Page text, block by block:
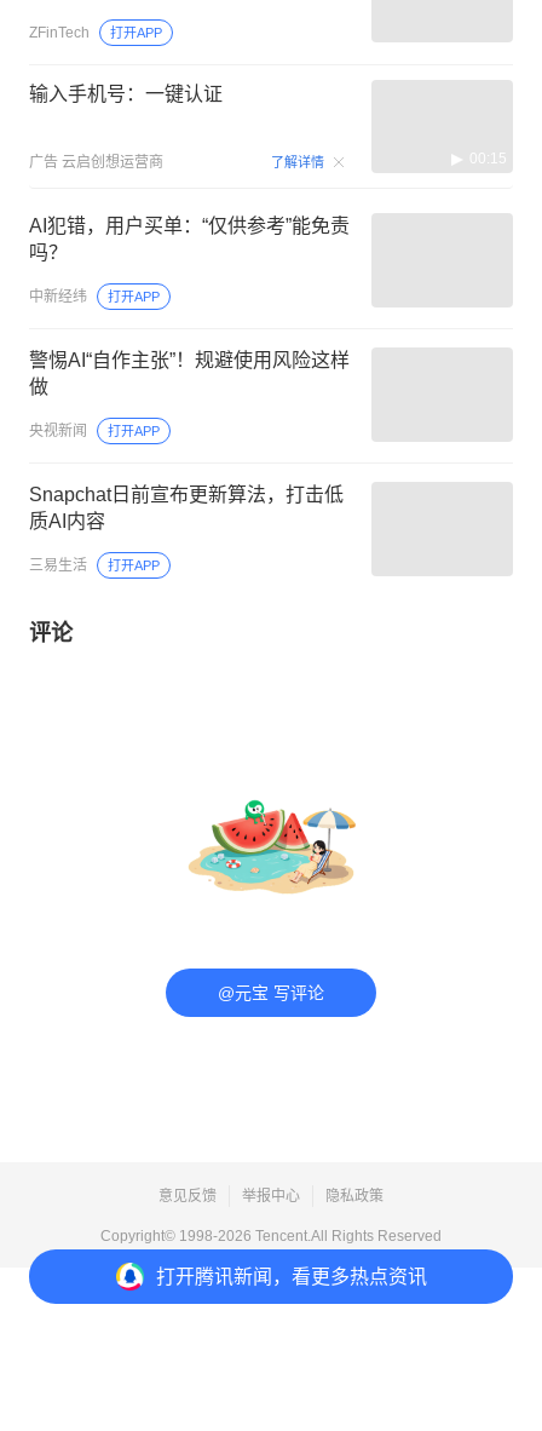
打开腾讯新闻，看更多热点资讯
ZFinTech 打开APP
输入手机号：一键认证
广告 云启创想运营商 了解详情 00:15
AI犯错，用户买单：“仅供参考”能免责
吗？
中新经纬 打开APP
警惕AI“自作主张”！规避使用风险这样
做
央视新闻 打开APP
Snapchat日前宣布更新算法，打击低
质AI内容
三易生活 打开APP
评论
@元宝 写评论
意见反馈 举报中心 隐私政策
Copyright© 1998-2026 Tencent.All Rights Reserved